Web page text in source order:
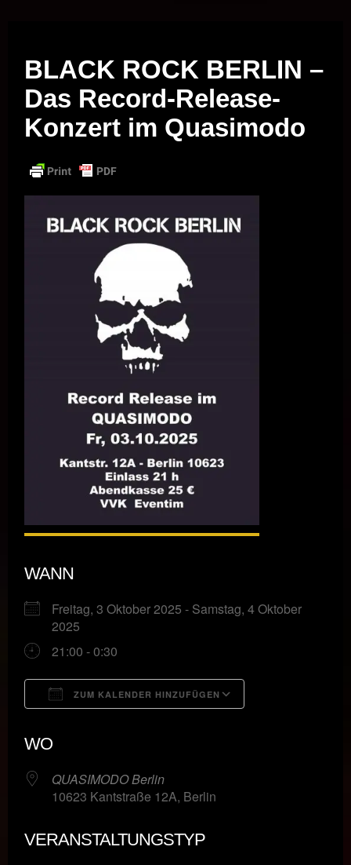
BLACK ROCK BERLIN –
Das Record-Release-
Konzert im Quasimodo
WANN
Freitag, 3 Oktober 2025 - Samstag, 4 Oktober
2025
21:00 - 0:30
ZUM KALENDER HINZUFÜGEN
WO
QUASIMODO Berlin
10623 Kantstraße 12A, Berlin
VERANSTALTUNGSTYP